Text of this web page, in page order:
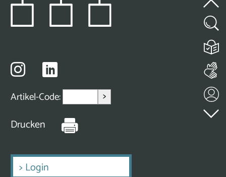
Artikel-Code: >
Drucken
> Login